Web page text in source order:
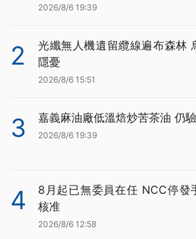
2026/8/6 19:39
2
光纖無人機遺留纜線遍布森林
隱憂
2026/8/6 15:51
3 嘉義麻油廠低溫焙炒苦茶油 仍
2026/8/6 19:39
4
8月起已無委員在任 NCC停發
核准
2026/8/6 12:58